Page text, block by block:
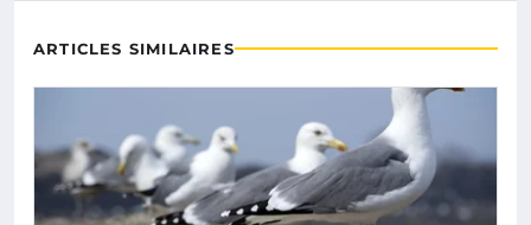
ARTICLES SIMILAIRES